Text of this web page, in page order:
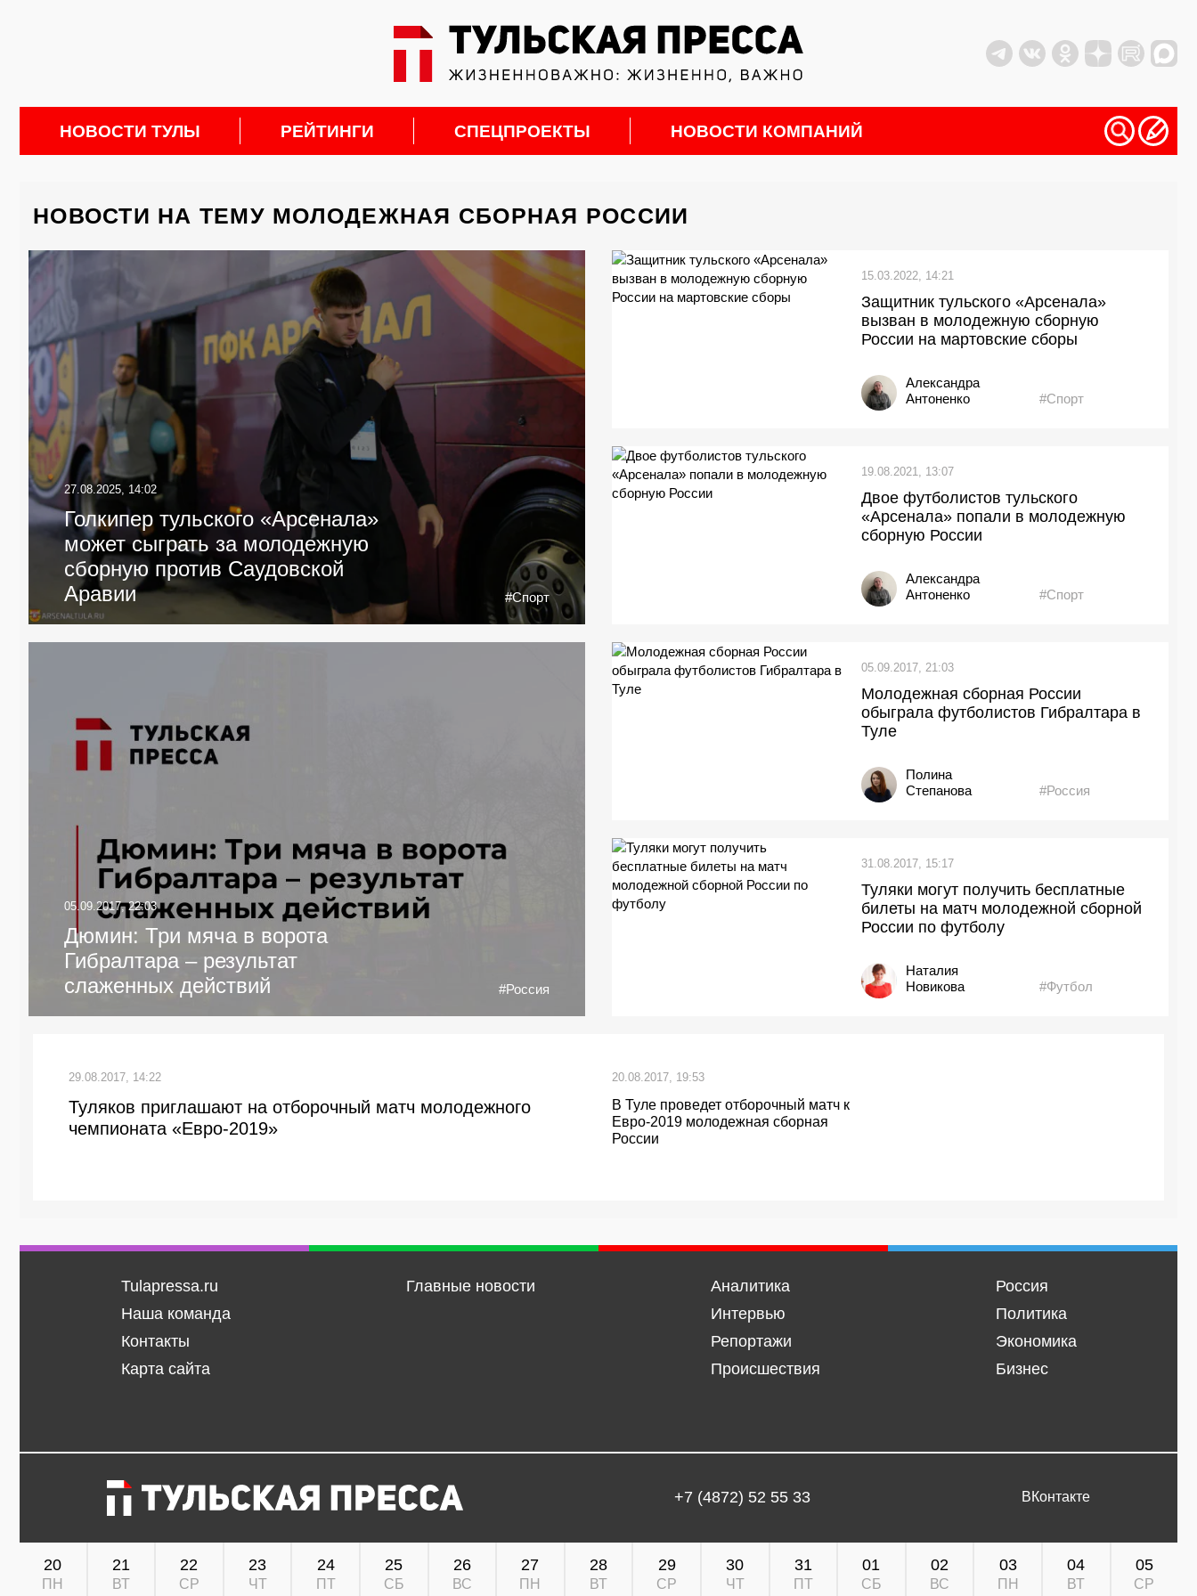
НОВОСТИ ТУЛЫ РЕЙТИНГИ СПЕЦПРОЕКТЫ НОВОСТИ КОМПАНИЙ
НОВОСТИ НА ТЕМУ МОЛОДЕЖНАЯ СБОРНАЯ РОССИИ
27.08.2025, 14:02
Голкипер тульского «Арсенала»
может сыграть за молодежную
сборную против Саудовской
Аравии
#Спорт
15.03.2022, 14:21
Защитник тульского «Арсенала»
вызван в молодежную сборную
России на мартовские сборы
Александра
Антоненко
#Спорт
19.08.2021, 13:07
Двое футболистов тульского
«Арсенала» попали в молодежную
сборную России
Александра
Антоненко
#Спорт
05.09.2017, 22:03
Дюмин: Три мяча в ворота
Гибралтара – результат
слаженных действий
#Россия
05.09.2017, 21:03
Молодежная сборная России
обыграла футболистов Гибралтара в
Туле
Полина
Степанова
#Россия
31.08.2017, 15:17
Туляки могут получить бесплатные
билеты на матч молодежной сборной
России по футболу
Наталия
Новикова
#Футбол
29.08.2017, 14:22
Туляков приглашают на отборочный матч молодежного
чемпионата «Евро-2019»
20.08.2017, 19:53
В Туле проведет отборочный матч к
Евро-2019 молодежная сборная
России
Tulapressa.ru
Наша команда
Контакты
Карта сайта
Главные новости
Аналитика
Интервью
Репортажи
Происшествия
Россия
Политика
Экономика
Бизнес
+7 (4872) 52 55 33 ВКонтакте
20
ПН
21
ВТ
22
СР
23
ЧТ
24
ПТ
25
СБ
26
ВС
27
ПН
28
ВТ
29
СР
30
ЧТ
31
ПТ
01
СБ
02
ВС
03
ПН
04
ВТ
05
СР